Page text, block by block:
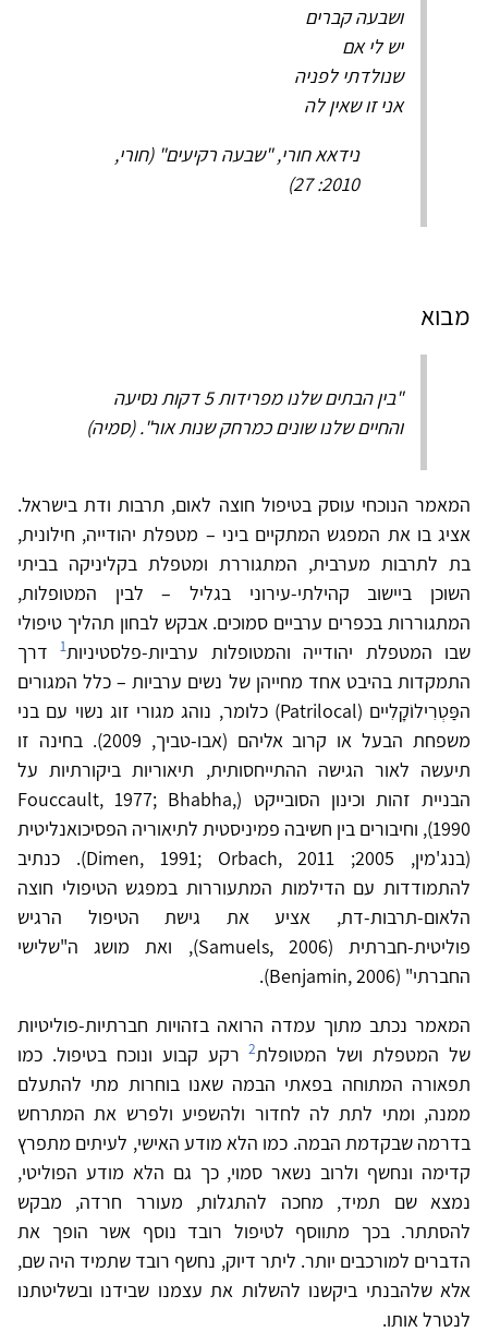
ושבעה קברים
יש לי אם
שנולדתי לפניה
​​​​​​​אני זו שאין לה
נידאא חורי, "שבעה רקיעים" (חורי,
2010: 27)
מבוא
"בין הבתים שלנו מפרידות 5 דקות נסיעה
והחיים שלנו שונים כמרחק שנות אור". (סמיה)
המאמר הנוכחי עוסק בטיפול חוצה לאום, תרבות ודת בישראל.
אציג בו את המפגש המתקיים ביני – מטפלת יהודייה, חילונית,
בת לתרבות מערבית, המתגוררת ומטפלת בקליניקה בביתי
השוכן ביישוב קהילתי-עירוני בגליל – לבין המטופלות,
המתגוררות בכפרים ערביים סמוכים. אבקש לבחון תהליך טיפולי
שבו המטפלת יהודייה והמטופלות ערביות-פלסטיניות1דרך
התמקדות בהיבט אחד מחייהן של נשים ערביות – כלל המגורים
הפַּטְרִילוֹקָלִיים (Patrilocal) כלומר, נוהג מגורי זוג נשוי עם בני
משפחת הבעל או קרוב אליהם (אבו-טביך, 2009). בחינה זו
תיעשה לאור הגישה ההתייחסותית, תיאוריות ביקורתיות על
הבניית זהות וכינון הסובייקט (Fouccault, 1977; Bhabha,
1990), וחיבורים בין חשיבה פמיניסטית לתיאוריה הפסיכואנליטית
(בנג'מין, 2005; Dimen, 1991; Orbach, 2011). כנתיב
להתמודדות עם הדילמות המתעוררות במפגש הטיפולי חוצה
הלאום-תרבות-דת, אציע את גישת הטיפול הרגיש
פוליטית-חברתית (Samuels, 2006), ואת מושג ה"שלישי
החברתי" (Benjamin, 2006).
המאמר נכתב מתוך עמדה הרואה בזהויות חברתיות-פוליטיות
של המטפלת ושל המטופלת2רקע קבוע ונוכח בטיפול. כמו
תפאורה המתוחה בפאתי הבמה שאנו בוחרות מתי להתעלם
ממנה, ומתי לתת לה לחדור ולהשפיע ולפרש את המתרחש
בדרמה שבקדמת הבמה. כמו הלא מודע האישי, לעיתים מתפרץ
קדימה ונחשף ולרוב נשאר סמוי, כך גם הלא מודע הפוליטי,
נמצא שם תמיד, מחכה להתגלות, מעורר חרדה, מבקש
להסתתר. בכך מתווסף לטיפול רובד נוסף אשר הופך את
הדברים למורכבים יותר. ליתר דיוק, נחשף רובד שתמיד היה שם,
אלא שלהבנתי ביקשנו להשלות את עצמנו שבידנו ובשליטתנו
לנטרל אותו.